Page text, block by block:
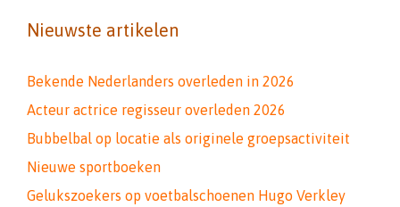
Nieuwste artikelen
Bekende Nederlanders overleden in 2026
Acteur actrice regisseur overleden 2026
Bubbelbal op locatie als originele groepsactiviteit
Nieuwe sportboeken
Gelukszoekers op voetbalschoenen Hugo Verkley